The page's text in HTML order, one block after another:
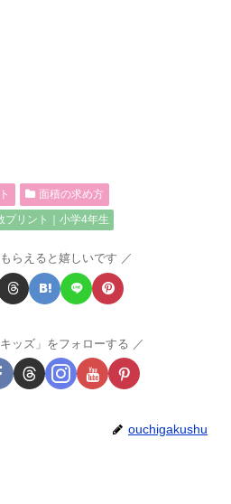
面積の求め方
プリント｜小学4年生
らえると嬉しいです
キッズ」をフォローする
ouchigakushu